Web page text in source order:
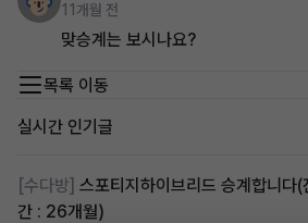
11개월 전
맞승계는 보시나요?
목록 이동
실시간 인기글
[수다방] 스포티지하이브리드 승계합니다(
간 : 26개월)